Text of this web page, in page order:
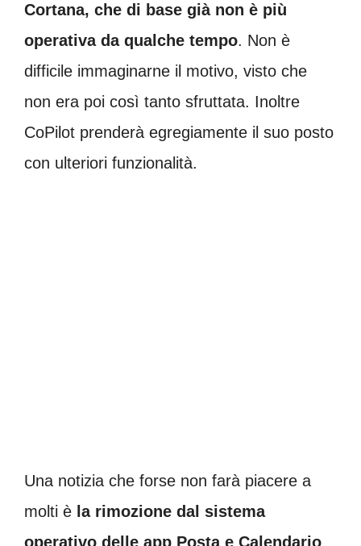
Cortana, che di base già non è più
operativa da qualche tempo. Non è
difficile immaginarne il motivo, visto che
non era poi così tanto sfruttata. Inoltre
CoPilot prenderà egregiamente il suo posto
con ulteriori funzionalità.
Una notizia che forse non farà piacere a
molti è la rimozione dal sistema
operativo delle app Posta e Calendario,